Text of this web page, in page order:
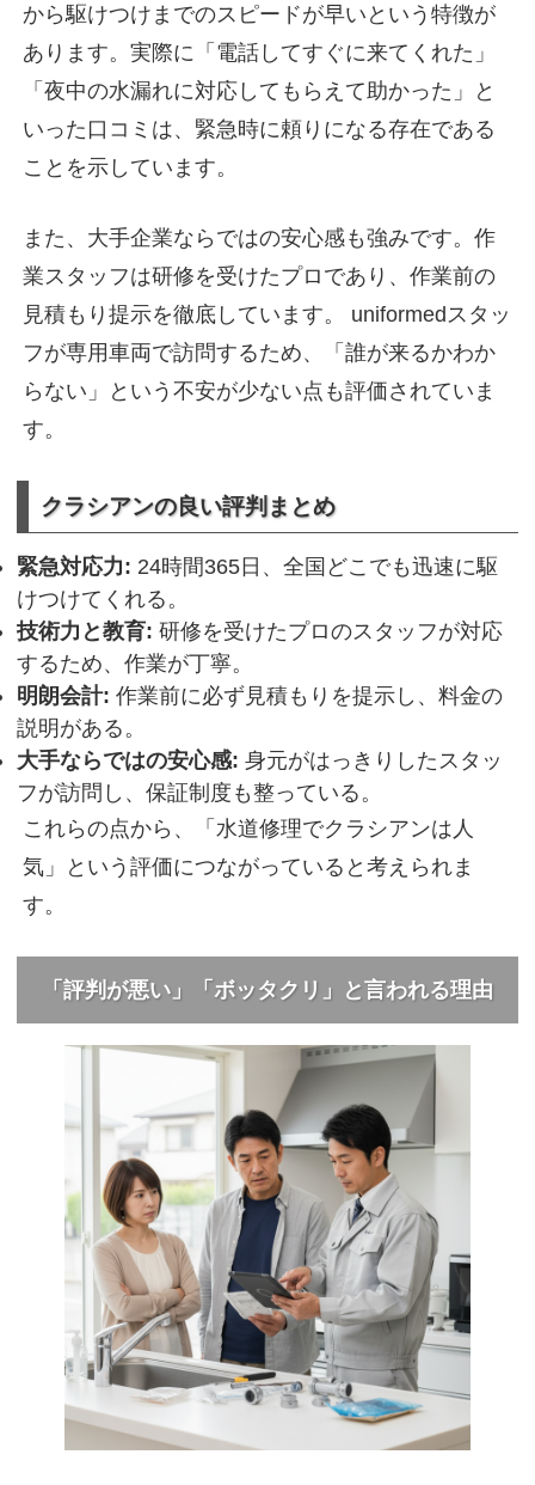
から駆けつけまでのスピードが早いという特徴が
あります。実際に「電話してすぐに来てくれた」
「夜中の水漏れに対応してもらえて助かった」と
いった口コミは、緊急時に頼りになる存在である
ことを示しています。
また、大手企業ならではの安心感も強みです。作
業スタッフは研修を受けたプロであり、作業前の
見積もり提示を徹底しています。 uniformedスタッ
フが専用車両で訪問するため、「誰が来るかわか
らない」という不安が少ない点も評価されていま
す。
クラシアンの良い評判まとめ
緊急対応力: 24時間365日、全国どこでも迅速に駆
けつけてくれる。
技術力と教育: 研修を受けたプロのスタッフが対応
するため、作業が丁寧。
明朗会計: 作業前に必ず見積もりを提示し、料金の
説明がある。
大手ならではの安心感: 身元がはっきりしたスタッ
フが訪問し、保証制度も整っている。
これらの点から、「水道修理でクラシアンは人
気」という評価につながっていると考えられま
す。
「評判が悪い」「ボッタクリ」と言われる理由